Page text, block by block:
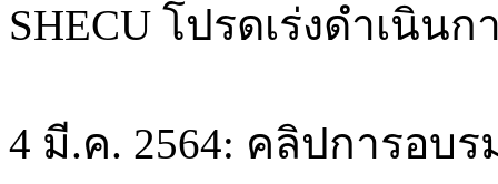
SHECU โปรดเร่งดำเนินก
4 มี.ค. 2564: คลิปการอบ